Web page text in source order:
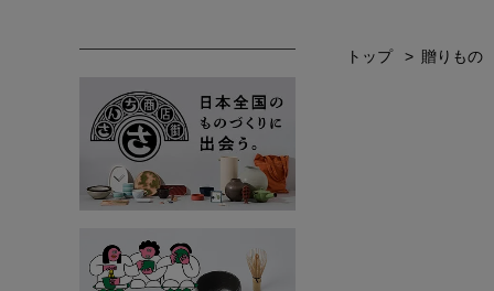
トップ 贈りもの